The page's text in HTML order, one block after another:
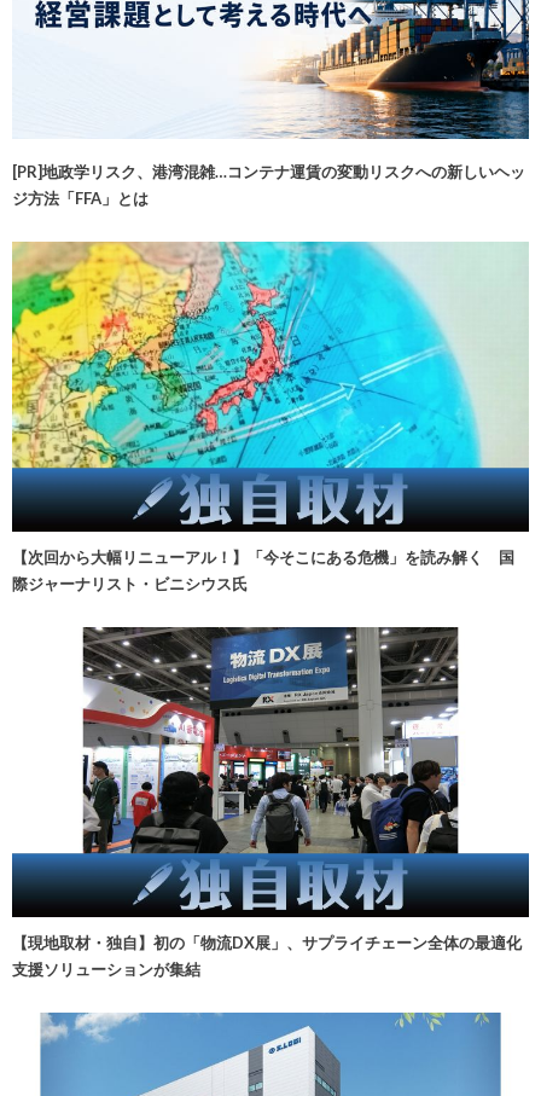
[PR]地政学リスク、港湾混雑…コンテナ運賃の変動リスクへの新しいヘッ
ジ方法「FFA」とは
【次回から大幅リニューアル！】「今そこにある危機」を読み解く 国
際ジャーナリスト・ビニシウス氏
【現地取材・独自】初の「物流DX展」、サプライチェーン全体の最適化
支援ソリューションが集結